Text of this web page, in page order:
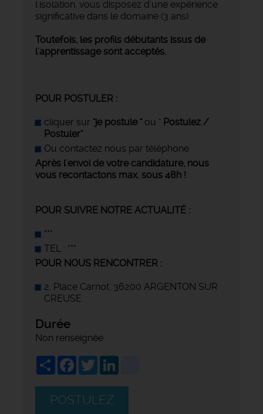
l'isolation, vous disposez d'une expérience
significative dans le domaine (3 ans)
Toutefois, les profils débutants issus de
l'apprentissage sont acceptés.
POUR POSTULER :
cliquer sur "je postule " ou " Postulez /
Postuler"
Ou contactez nous par téléphone
Après l'envoi de votre candidature, nous
vous recontactons max. sous 48h !
POUR SUIVRE NOTRE ACTUALITÉ :
***
TEL : ***
POUR NOUS RENCONTRER :
2, Place Carnot, 36200 ARGENTON SUR
CREUSE
Durée
Non renseignée
ShareFacebook
Twitter
POSTULEZ